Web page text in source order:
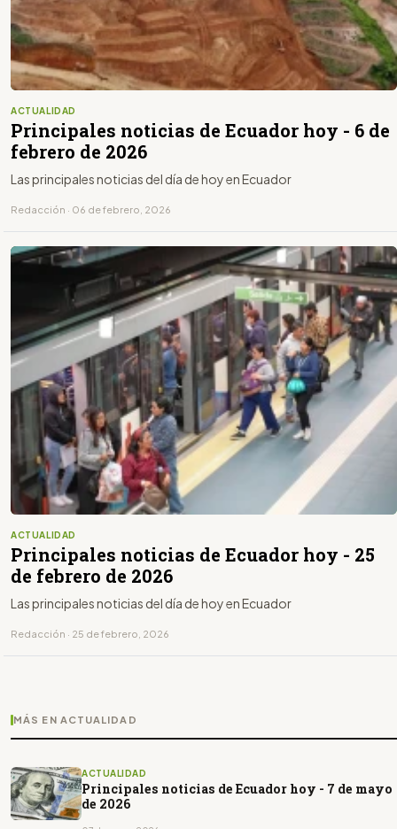
ACTUALIDAD
Principales noticias de Ecuador hoy - 6 de
febrero de 2026
Las principales noticias del día de hoy en Ecuador
Redacción · 06 de febrero, 2026
ACTUALIDAD
Principales noticias de Ecuador hoy - 25
de febrero de 2026
Las principales noticias del día de hoy en Ecuador
Redacción · 25 de febrero, 2026
MÁS EN ACTUALIDAD
ACTUALIDAD
Principales noticias de Ecuador hoy - 7 de mayo
de 2026